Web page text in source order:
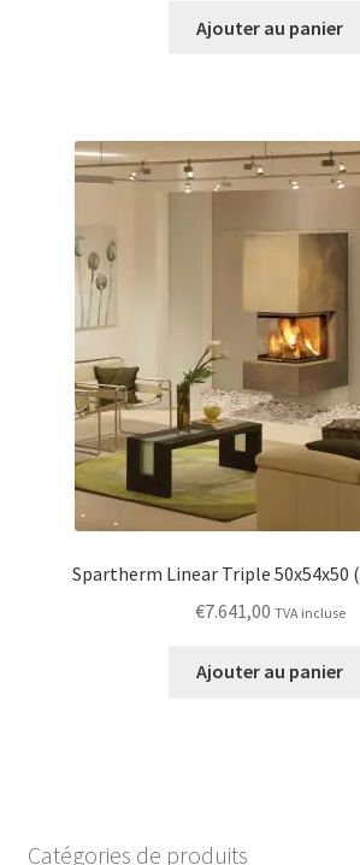
Ajouter au panier
Spartherm Linear Triple 50x54x50
€7.641,00 TVA incluse
Ajouter au panier
Catégories de produits